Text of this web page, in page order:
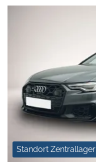
Standort Zentrallager